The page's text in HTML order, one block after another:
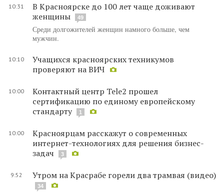
10:31
В Красноярске до 100 лет чаще доживают
женщины
49
Среди долгожителей женщин намного больше, чем
мужчин.
10:10
Учащихся красноярских техникумов
проверяют на ВИЧ
10:00
Контактный центр Tele2 прошел
сертификацию по единому европейскому
стандарту
1
10:00
Красноярцам расскажут о современных
интернет-технологиях для решения бизнес-
задач
3
9:52 Утром на Красрабе горели два трамвая (видео)
34